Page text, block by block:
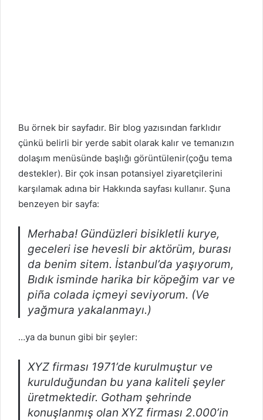
Bu örnek bir sayfadır. Bir blog yazısından farklıdır
çünkü belirli bir yerde sabit olarak kalır ve temanızın
dolaşım menüsünde başlığı görüntülenir(çoğu tema
destekler). Bir çok insan potansiyel ziyaretçilerini
karşılamak adına bir Hakkında sayfası kullanır. Şuna
benzeyen bir sayfa:
Merhaba! Gündüzleri bisikletli kurye,
geceleri ise hevesli bir aktörüm, burası
da benim sitem. İstanbul’da yaşıyorum,
Bıdık isminde harika bir köpeğim var ve
piña colada içmeyi seviyorum. (Ve
yağmura yakalanmayı.)
…ya da bunun gibi bir şeyler:
XYZ firması 1971’de kurulmuştur ve
kurulduğundan bu yana kaliteli şeyler
üretmektedir. Gotham şehrinde
konuşlanmış olan XYZ firması 2.000’in